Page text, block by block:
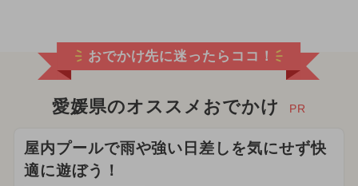
2025年4月のイベント
2024年9月のイベント 日帰り
2025年1月のイベント
2025年5月のイベント
おでかけ先に迷ったらココ！
愛媛県のオススメおでかけ PR
屋内プールで雨や強い日差しを気にせず快
適に遊ぼう！